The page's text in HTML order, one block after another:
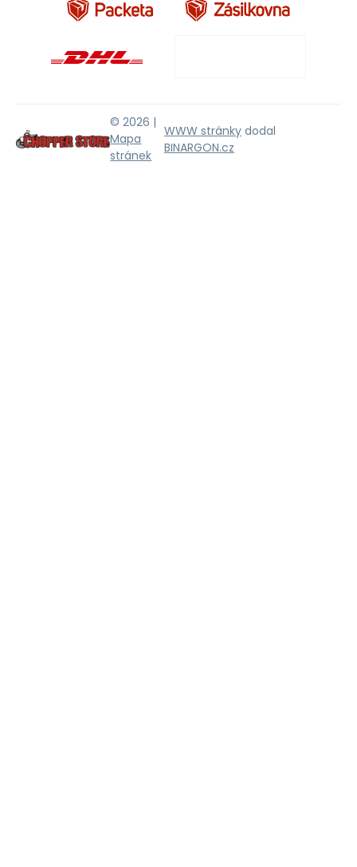
© 2026 |
Mapa
stránek
WWW stránky dodal
BINARGON.cz